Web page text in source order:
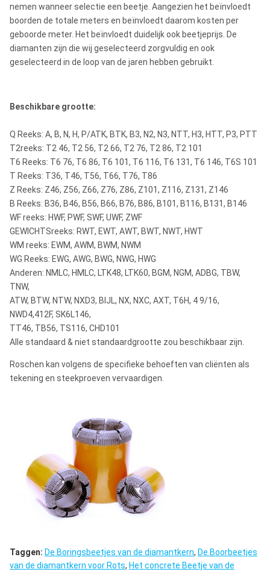
nemen wanneer selectie een beetje. Aangezien het beïnvloedt
boorden de totale meters en beïnvloedt daarom kosten per
geboorde meter. Het beïnvloedt duidelijk ook beetjeprijs. De
diamanten zijn die wij geselecteerd zorgvuldig en ook
geselecteerd in de loop van de jaren hebben gebruikt.
Beschikbare grootte:
Q Reeks: A, B, N, H, P/ATK, BTK, B3, N2, N3, NTT, H3, HTT, P3, PTT
T2reeks: T2 46, T2 56, T2 66, T2 76, T2 86, T2 101
T6 Reeks: T6 76, T6 86, T6 101, T6 116, T6 131, T6 146, T6S 101
T Reeks: T36, T46, T56, T66, T76, T86
Z Reeks: Z46, Z56, Z66, Z76, Z86, Z101, Z116, Z131, Z146
B Reeks: B36, B46, B56, B66, B76, B86, B101, B116, B131, B146
WF reeks: HWF, PWF, SWF, UWF, ZWF
GEWICHTSreeks: RWT, EWT, AWT, BWT, NWT, HWT
WM reeks: EWM, AWM, BWM, NWM
WG Reeks: EWG, AWG, BWG, NWG, HWG
Anderen: NMLC, HMLC, LTK48, LTK60, BGM, NGM, ADBG, TBW,
TNW,
ATW, BTW, NTW, NXD3, BIJL, NX, NXC, AXT, T6H, 4 9/16,
NWD4,412F, SK6L146,
TT46, TB56, TS116, CHD101
Alle standaard & niet standaardgrootte zou beschikbaar zijn.
Roschen kan volgens de specifieke behoeften van cliënten als
tekening en steekproeven vervaardigen.
Taggen: De Boringsbeetjes van de diamantkern, De Boorbeetjes
van de diamantkern voor Rots, Het concrete Beetje van de